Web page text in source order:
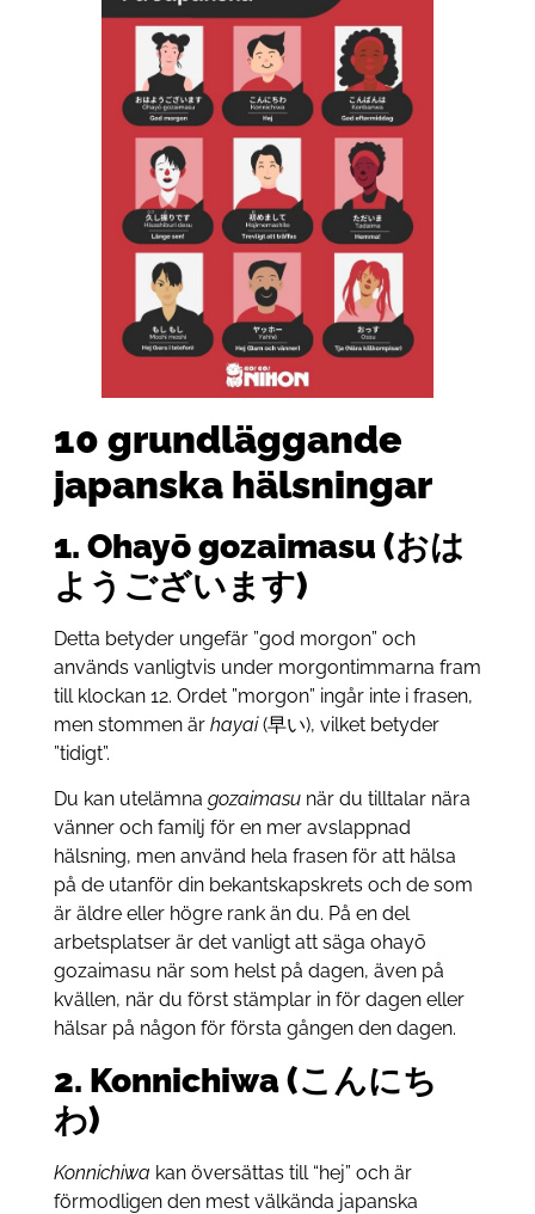
10 grundläggande
japanska hälsningar
1. Ohayō gozaimasu (おは
ようございます)
Detta betyder ungefär ”god morgon” och
används vanligtvis under morgontimmarna fram
till klockan 12. Ordet ”morgon” ingår inte i frasen,
men stommen är hayai(早い), vilket betyder
”tidigt”.
Du kan utelämna gozaimasunär du tilltalar nära
vänner och familj för en mer avslappnad
hälsning, men använd hela frasen för att hälsa
på de utanför din bekantskapskrets och de som
är äldre eller högre rank än du. På en del
arbetsplatser är det vanligt att säga ohayō
gozaimasu när som helst på dagen, även på
kvällen, när du först stämplar in för dagen eller
hälsar på någon för första gången den dagen.
2. Konnichiwa (こんにち
わ)
Konnichiwa kan översättas till “hej” och är
förmodligen den mest välkända japanska